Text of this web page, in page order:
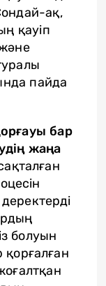
ақ,
қауіп
пайда
бар
жаңа
болуын
қорғалған